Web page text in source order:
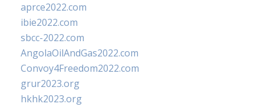
aprce2022.com
ibie2022.com
sbcc-2022.com
AngolaOilAndGas2022.com
Convoy4Freedom2022.com
grur2023.org
hkhk2023.org